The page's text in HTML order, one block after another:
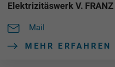
Elektrizitäswerk V. FRANZ
Mail
MEHR ERFAHREN